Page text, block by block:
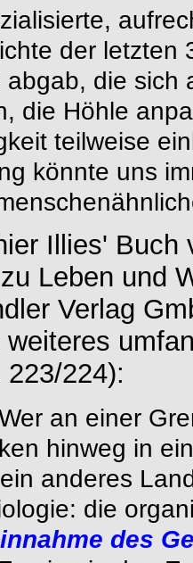
der letzten
abgab, die sich
die Höhle
teilweise
könnte uns
Illies' Buch
zu Leben und
Verlag
weiteres
223/224):
an einer
hinweg in
anderes
die
des